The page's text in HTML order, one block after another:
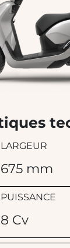
LARGEUR
675 mm
PUISSANCE
8 Cv